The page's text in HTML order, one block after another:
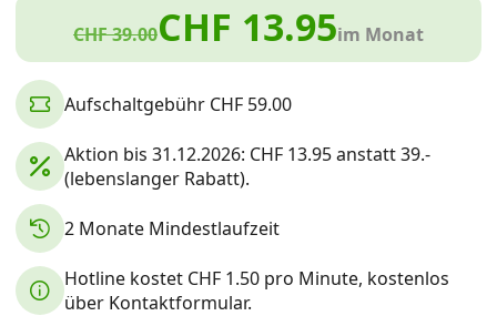
News
Forum
Über uns
Datenschutz
CHF 39.00CHF 13.95im Monat
Aufschaltgebühr CHF 59.00
Aktion bis 31.12.2026: CHF 13.95 anstatt 39.-
(lebenslanger Rabatt).
2 Monate Mindestlaufzeit
Hotline kostet CHF 1.50 pro Minute, kostenlos
über Kontaktformular.